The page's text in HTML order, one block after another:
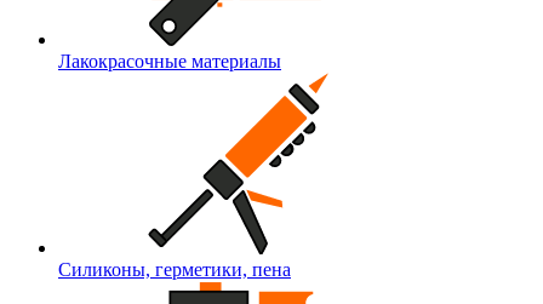
Лакокрасочные материалы
Силиконы, герметики, пена